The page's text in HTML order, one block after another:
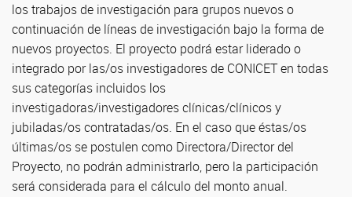
los trabajos de investigación para grupos nuevos o
continuación de líneas de investigación bajo la forma de
nuevos proyectos. El proyecto podrá estar liderado o
integrado por las/os investigadores de CONICET en todas
sus categorías incluidos los
investigadoras/investigadores clínicas/clínicos y
jubiladas/os contratadas/os. En el caso que éstas/os
últimas/os se postulen como Directora/Director del
Proyecto, no podrán administrarlo, pero la participación
será considerada para el cálculo del monto anual.